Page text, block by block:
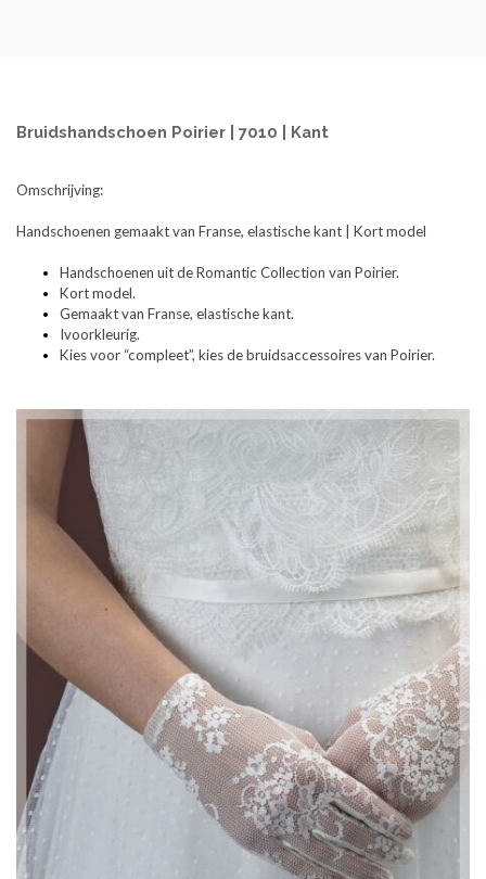
Bruidshandschoen Poirier | 7010 | Kant
Omschrijving:
Handschoenen gemaakt van Franse, elastische kant | Kort model
Handschoenen uit de Romantic Collection van Poirier.
Kort model.
Gemaakt van Franse, elastische kant.
Ivoorkleurig.
Kies voor “compleet”, kies de bruidsaccessoires van Poirier.